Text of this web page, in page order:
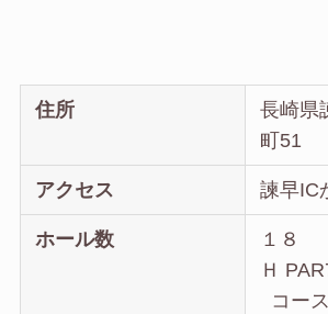
住所
長崎県
町51
アクセス 諫早IC
ホール数
１８
Ｈ
コー